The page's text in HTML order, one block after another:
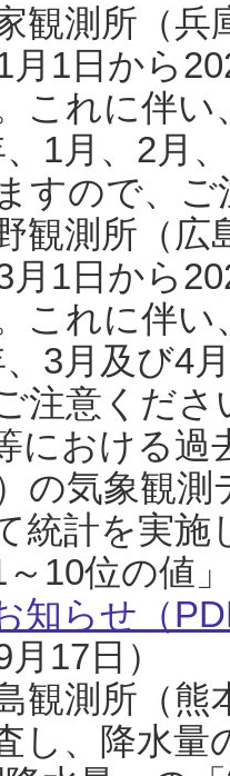
観測所（
月1日から
これに伴い
1月、2月
すので、
観測所（
月1日から
これに伴い
3月及び4
注意くだ
における過
の気象観
統計を実
10位の値
知らせ（
17日）
観測所（熊
し、降水